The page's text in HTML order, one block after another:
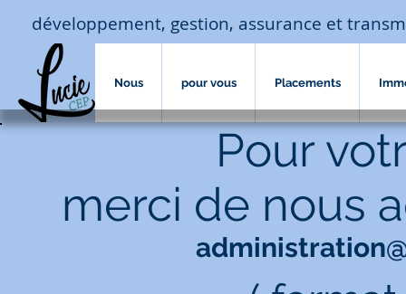
développement, gestion, assurance et
Nous pour vous Placements
Pour
merci de nous